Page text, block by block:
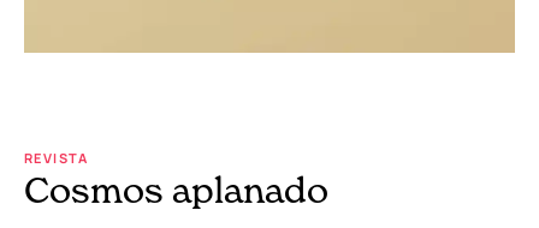
REVISTA
Cosmos aplanado